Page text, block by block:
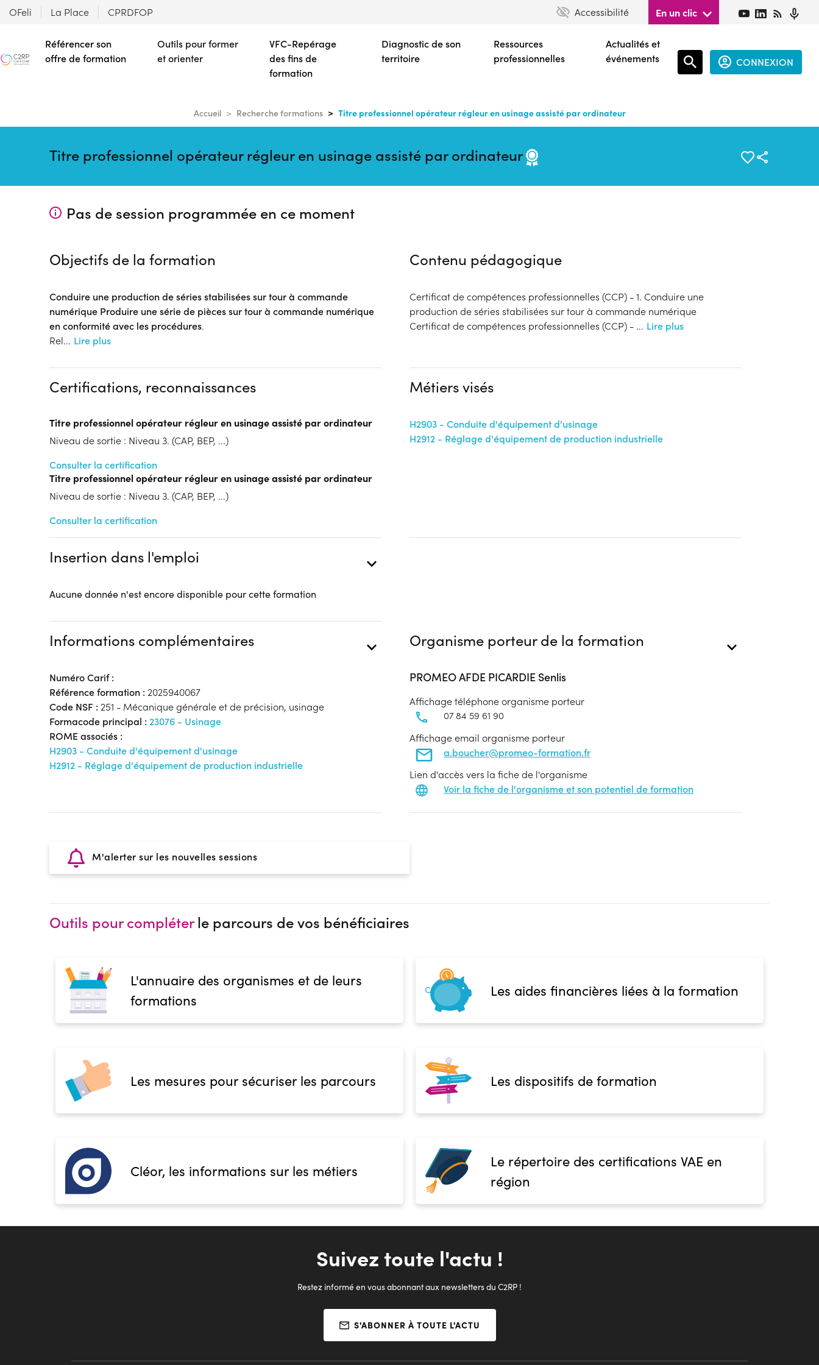
contenu
principal
OFeli La Place CPRDFOP Accessibilité En un clic
Référencer son
offre de formation
Outils pour former
et orienter
VFC-Repérage
des fins de
formation
Diagnostic de son
territoire
Ressources
professionnelles
Actualités et
événements
CONNEXION
Accueil Recherche formations Titre professionnel opérateur régleur en usinage assisté par ordinateur
Titre professionnel opérateur régleur en usinage assisté par ordinateur
Pas de session programmée en ce moment
Objectifs de la formation
Conduire une production de séries stabilisées sur tour à commande
numérique Produire une série de pièces sur tour à commande numérique
en conformité avec les procédures.
Rel... Lire plus
Contenu pédagogique
Certificat de compétences professionnelles (CCP) - 1. Conduire une
production de séries stabilisées sur tour à commande numérique
Certificat de compétences professionnelles (CCP) - ... Lire plus
Certifications, reconnaissances
Titre professionnel opérateur régleur en usinage assisté par ordinateur
Niveau de sortie : Niveau 3. (CAP, BEP, ...)
Consulter la certification
Titre professionnel opérateur régleur en usinage assisté par ordinateur
Niveau de sortie : Niveau 3. (CAP, BEP, ...)
Consulter la certification
Métiers visés
H2903 - Conduite d'équipement d'usinage
H2912 - Réglage d'équipement de production industrielle
Insertion dans l'emploi
Aucune donnée n'est encore disponible pour cette formation
Informations complémentaires
Numéro Carif :
Référence formation : 2025940067
Code NSF : 251 - Mécanique générale et de précision, usinage
Formacode principal : 23076 - Usinage
ROME associés :
H2903 - Conduite d'équipement d'usinage
H2912 - Réglage d'équipement de production industrielle
Organisme porteur de la formation
PROMEO AFDE PICARDIE Senlis
Affichage téléphone organisme porteur
07 84 59 61 90
Affichage email organisme porteur
a.boucher@promeo-formation.fr
Lien d'accès vers la fiche de l'organisme
Voir la fiche de l'organisme et son potentiel de formation
M'alerter sur les nouvelles sessions
Outils pour compléterle parcours de vos bénéficiaires
L'annuaire des organismes et de leurs
formations
Les aides financières liées à la formation
Les mesures pour sécuriser les parcours Les dispositifs de formation
Cléor, les informations sur les métiers
Le répertoire des certifications VAE en
région
Suivez toute l'actu !
Restez informé en vous abonnant aux newsletters du C2RP !
S'ABONNER À TOUTE L'ACTU